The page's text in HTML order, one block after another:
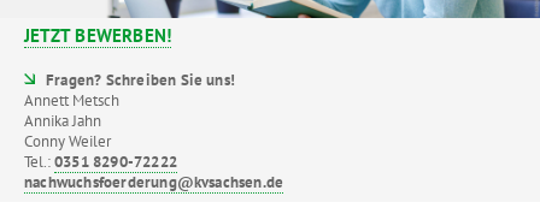
JETZT BEWERBEN!
Fragen? Schreiben Sie uns!
Annett Metsch
Annika Jahn
Conny Weiler
Tel.:0351 8290-72222
nachwuchsfoerderung@kvsachsen.de